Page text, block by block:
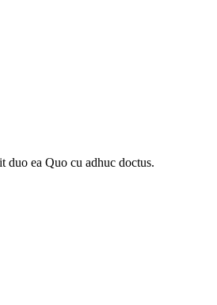
duo ea Quo cu adhuc doctus.